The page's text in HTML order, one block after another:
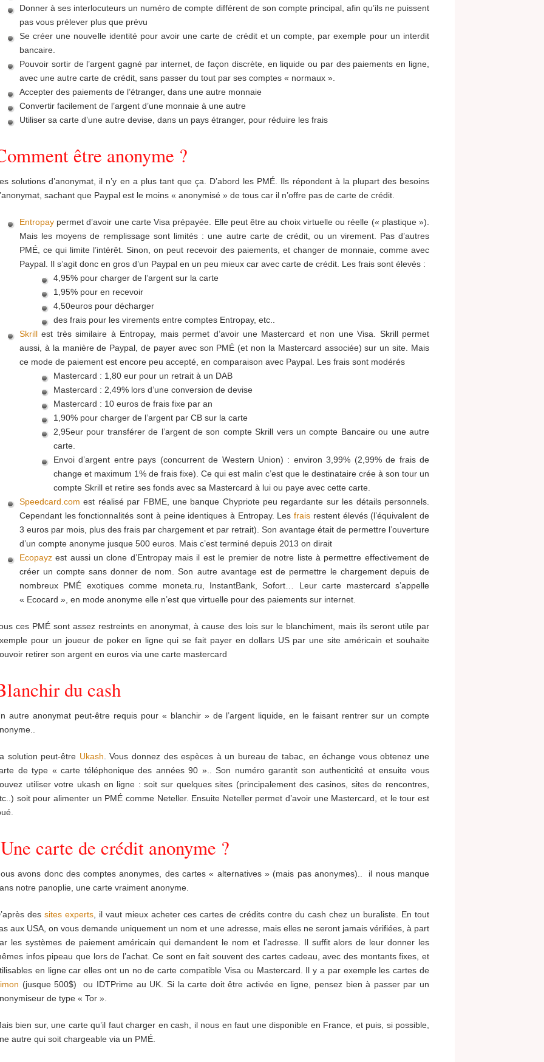
Donner à ses interlocuteurs un numéro de compte différent de son compte principal, afin qu’ils ne puissent
pas vous prélever plus que prévu
Se créer une nouvelle identité pour avoir une carte de crédit et un compte, par exemple pour un interdit
bancaire.
Pouvoir sortir de l’argent gagné par internet, de façon discrète, en liquide ou par des paiements en ligne,
avec une autre carte de crédit, sans passer du tout par ses comptes « normaux ».
Accepter des paiements de l’étranger, dans une autre monnaie
Convertir facilement de l’argent d’une monnaie à une autre
Utiliser sa carte d’une autre devise, dans un pays étranger, pour réduire les frais
être anonyme ?
solutions d’anonymat, il n’y en a plus tant que ça. D’abord les PMÉ. Ils répondent à la plupart des besoins
sachant que Paypal est le moins « anonymisé » de tous car il n’offre pas de carte de crédit.
Entropay permet d’avoir une carte Visa prépayée. Elle peut être au choix virtuelle ou réelle (« plastique »).
Mais les moyens de remplissage sont limités : une autre carte de crédit, ou un virement. Pas d’autres
PMÉ, ce qui limite l’intérêt. Sinon, on peut recevoir des paiements, et changer de monnaie, comme avec
Paypal. Il s’agit donc en gros d’un Paypal en un peu mieux car avec carte de crédit. Les frais sont élevés :
4,95% pour charger de l’argent sur la carte
1,95% pour en recevoir
4,50euros pour décharger
des frais pour les virements entre comptes Entropay, etc..
Skrill est très similaire à Entropay, mais permet d’avoir une Mastercard et non une Visa. Skrill permet
aussi, à la manière de Paypal, de payer avec son PMÉ (et non la Mastercard associée) sur un site. Mais
ce mode de paiement est encore peu accepté, en comparaison avec Paypal. Les frais sont modérés
Mastercard : 1,80 eur pour un retrait à un DAB
Mastercard : 2,49% lors d’une conversion de devise
Mastercard : 10 euros de frais fixe par an
1,90% pour charger de l’argent par CB sur la carte
2,95eur pour transférer de l’argent de son compte Skrill vers un compte Bancaire ou une autre
carte.
Envoi d’argent entre pays (concurrent de Western Union) : environ 3,99% (2,99% de frais de
change et maximum 1% de frais fixe). Ce qui est malin c’est que le destinataire crée à son tour un
compte Skrill et retire ses fonds avec sa Mastercard à lui ou paye avec cette carte.
Speedcard.com est réalisé par FBME, une banque Chypriote peu regardante sur les détails personnels.
Cependant les fonctionnalités sont à peine identiques à Entropay. Lesfrais restent élevés (l’équivalent de
3 euros par mois, plus des frais par chargement et par retrait). Son avantage était de permettre l’ouverture
d’un compte anonyme jusque 500 euros. Mais c’est terminé depuis 2013 on dirait
Ecopayzest aussi un clone d’Entropay mais il est le premier de notre liste à permettre effectivement de
créer un compte sans donner de nom. Son autre avantage est de permettre le chargement depuis de
nombreux PMÉ exotiques comme moneta.ru, InstantBank, Sofort… Leur carte mastercard s’appelle
« Ecocard », en mode anonyme elle n’est que virtuelle pour des paiements sur internet.
ces PMÉ sont assez restreints en anonymat, à cause des lois sur le blanchiment, mais ils seront utile par
pour un joueur de poker en ligne qui se fait payer en dollars US par une site américain et souhaite
retirer son argent en euros via une carte mastercard
du cash
autre anonymat peut-être requis pour « blanchir » de l’argent liquide, en le faisant rentrer sur un compte
solution peut-être Ukash. Vous donnez des espèces à un bureau de tabac, en échange vous obtenez une
de type « carte téléphonique des années 90 ».. Son numéro garantit son authenticité et ensuite vous
utiliser votre ukash en ligne : soit sur quelques sites (principalement des casinos, sites de rencontres,
soit pour alimenter un PMÉ comme Neteller. Ensuite Neteller permet d’avoir une Mastercard, et le tour est
carte de crédit anonyme ?
avons donc des comptes anonymes, des cartes « alternatives » (mais pas anonymes).. il nous manque
notre panoplie, une carte vraiment anonyme.
des sites experts, il vaut mieux acheter ces cartes de crédits contre du cash chez un buraliste. En tout
aux USA, on vous demande uniquement un nom et une adresse, mais elles ne seront jamais vérifiées, à part
les systèmes de paiement américain qui demandent le nom et l’adresse. Il suffit alors de leur donner les
infos pipeau que lors de l’achat. Ce sont en fait souvent des cartes cadeau, avec des montants fixes, et
en ligne car elles ont un no de carte compatible Visa ou Mastercard. Il y a par exemple les cartes de
(jusque 500$) ou IDTPrime au UK. Si la carte doit être activée en ligne, pensez bien à passer par un
de type « Tor ».
bien sur, une carte qu’il faut charger en cash, il nous en faut une disponible en France, et puis, si possible,
autre qui soit chargeable via un PMÉ.